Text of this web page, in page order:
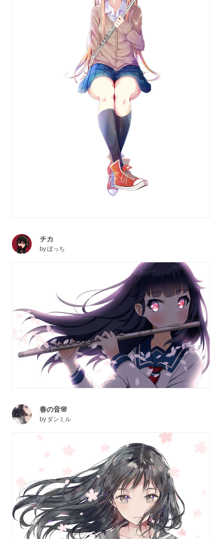
チカ
byぼっち
春の音🌸
by ダンミル